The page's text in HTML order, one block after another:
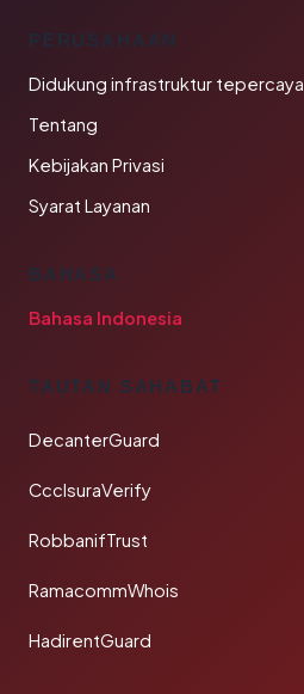
PERUSAHAAN
Didukung infrastruktur tepercaya
Tentang
Kebijakan Privasi
Syarat Layanan
BAHASA
Bahasa Indonesia
TAUTAN SAHABAT
DecanterGuard
CcclsuraVerify
RobbanifTrust
RamacommWhois
HadirentGuard